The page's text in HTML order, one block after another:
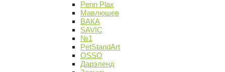
Penn Plax
Мавлюшев
ВАКА
SAVIC
№1
PetStandArt
OSSO
Дарэленд